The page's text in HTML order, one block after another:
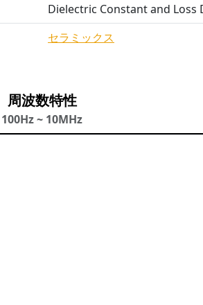
Dielectric Constant and Loss
セラミックス
周波数特性
100Hz ~ 10MHz